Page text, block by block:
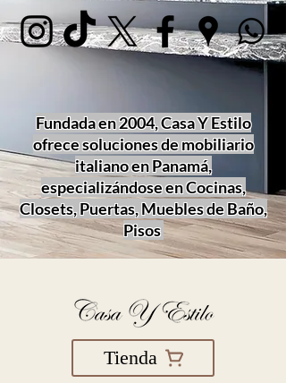
Fundada en 2004, Casa Y Estilo
ofrece soluciones de mobiliario
italiano en Panamá,
especializándose en Cocinas,
Closets, Puertas, Muebles de Baño,
Pisos
Tienda